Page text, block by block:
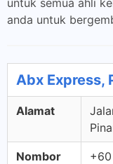
untuk semua ahli
anda untuk
Abx Express,
Alamat
Nombor